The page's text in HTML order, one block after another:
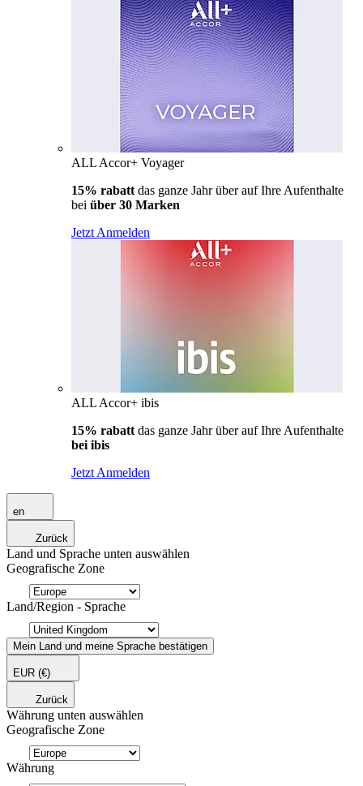
ALL Accor+ Voyager
15% rabatt das ganze Jahr über auf Ihre Aufenthalte
bei über 30 Marken
Jetzt Anmelden
ALL Accor+ ibis
15% rabatt das ganze Jahr über auf Ihre Aufenthalte
bei ibis
Jetzt Anmelden
en
Zurück
Land und Sprache unten auswählen
Geografische Zone
Land/Region - Sprache
Mein Land und meine Sprache bestätigen
EUR (€)
Zurück
Währung unten auswählen
Geografische Zone
Währung